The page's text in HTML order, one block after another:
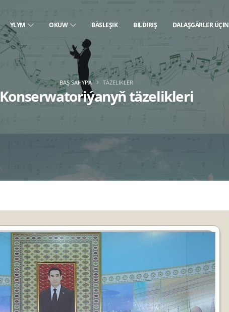
YLYM OKUW BÄSLEŞIK BILDIRIŞ DALAŞGÄRLER ÜÇIN
Konserwatoriýanyň täzelikleri
BAŞ SAHYPA TÄZELIKLER